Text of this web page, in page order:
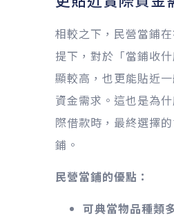
相較之下，民營當鋪
提下，對於「當鋪收
顯較高，也更能貼近
資金需求。這也是為
際借款時，最終選擇
鋪。
民營當鋪的優點：
可典當物品種類